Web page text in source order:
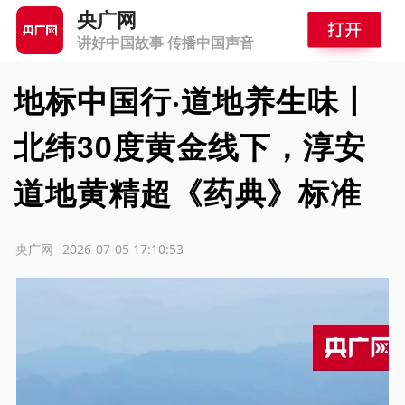
央广网
讲好中国故事 传播中国声音
地标中国行·道地养生味丨
北纬30度黄金线下，淳安
道地黄精超《药典》标准
2026-07-05 17:10:53
央广网